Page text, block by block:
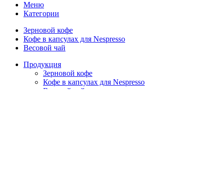
Меню
Категории
Зерновой кофе
Кофе в капсулах для Nespresso
Весовой чай
Продукция
Зерновой кофе
Кофе в капсулах для Nespresso
Весовой чай